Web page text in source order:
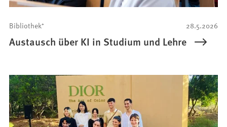
28.5.2026
Bibliothek⁺
Austausch über KI in Studium und Lehre